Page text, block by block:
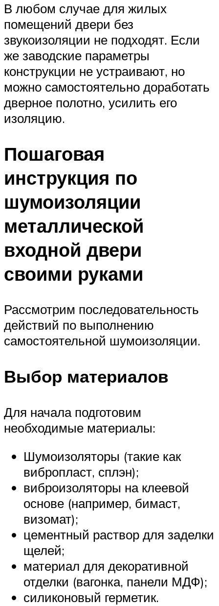
В любом случае для жилых
помещений двери без
звукоизоляции не подходят. Если
же заводские параметры
конструкции не устраивают, но
можно самостоятельно доработать
дверное полотно, усилить его
изоляцию.
Пошаговая
инструкция по
шумоизоляции
металлической
входной двери
своими руками
Рассмотрим последовательность
действий по выполнению
самостоятельной шумоизоляции.
Выбор материалов
Для начала подготовим
необходимые материалы:
Шумоизоляторы (такие как
вибропласт, сплэн);
виброизоляторы на клеевой
основе (например, бимаст,
визомат);
цементный раствор для заделки
щелей;
материал для декоративной
отделки (вагонка, панели МДФ);
силиконовый герметик.